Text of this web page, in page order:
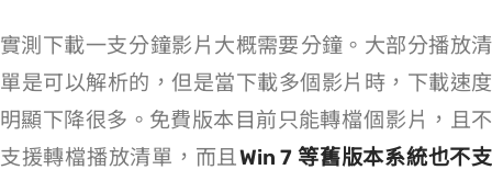
實測下載一支 10 分鐘影片大概需要 3 分鐘。大部分播放清
單是可以解析的，但是當下載多個影片時，下載速度
明顯下降很多。免費版本目前只能轉檔 3 個 YT 影片，且不
支援轉檔播放清單，而且Win 7 等舊版本系統也不支